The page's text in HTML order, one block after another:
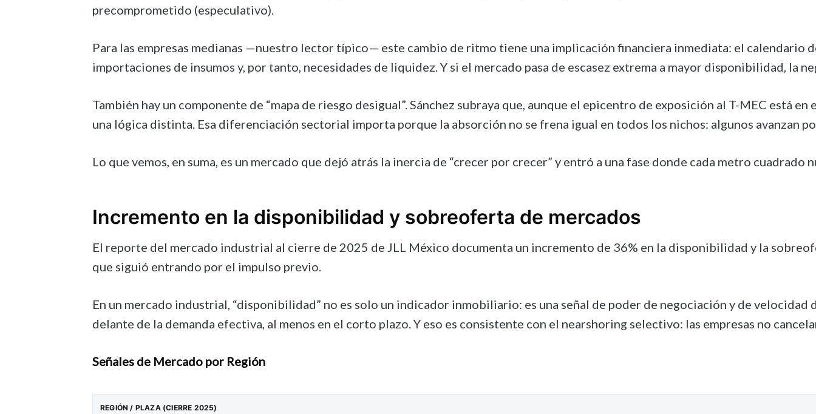
precomprometido (especulativo).
Para las empresas medianas —nuestro lector típico— este cambio de ritmo tiene una implicación financiera inmediata: el calendario
importaciones de insumos y, por tanto, necesidades de liquidez. Y si el mercado pasa de escasez extrema a mayor disponibilidad,
También hay un componente de “mapa de riesgo desigual”. Sánchez subraya que, aunque el epicentro de exposición al T-MEC
una lógica distinta. Esa diferenciación sectorial importa porque la absorción no se frena igual en todos los nichos: algunos avanzan
Lo que vemos, en suma, es un mercado que dejó atrás la inercia de “crecer por crecer” y entró a una fase donde cada metro
Incremento en la disponibilidad y sobreoferta de mercados
El reporte del mercado industrial al cierre de 2025 de JLL México documenta un incremento de 36% en la disponibilidad y la
que siguió entrando por el impulso previo.
En un mercado industrial, “disponibilidad” no es solo un indicador inmobiliario: es una señal de poder de negociación y de
delante de la demanda efectiva, al menos en el corto plazo. Y eso es consistente con el nearshoring selectivo: las empresas no
Señales de Mercado por Región
REGIÓN / PLAZA (CIERRE 2025)